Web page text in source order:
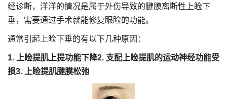
经诊断，洋洋的情况是属于外伤导致的腱膜离断性上睑下
垂，需要通过手术就能修复眼睑的功能。
通常引起上睑下垂的有以下几种原因：
1. 上睑提肌上提功能下降2. 支配上睑提肌的运动神经功能受
损3. 上睑提肌腱膜松弛